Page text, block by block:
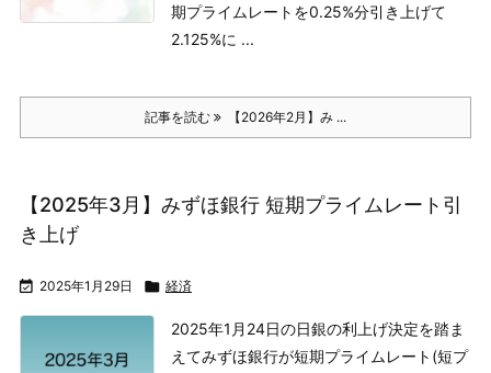
期プライムレートを0.25%分引き上げて
2.125%に ...
記事を読む 【2026年2月】み ...
【2025年3月】みずほ銀行 短期プライムレート引
き上げ
 2025年1月29日  経済
2025年1月24日の日銀の利上げ決定を踏ま
えてみずほ銀行が短期プライムレート(短プ